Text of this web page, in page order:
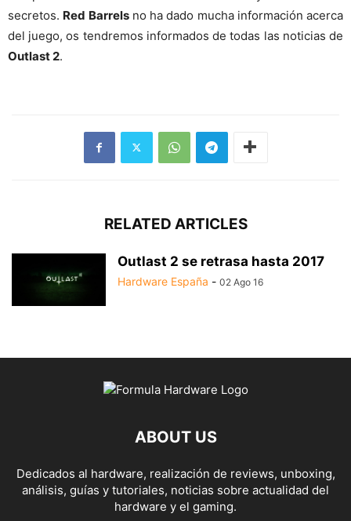
secretos. Red Barrelsno ha dado mucha información acerca
del juego, os tendremos informados de todas las noticias de
Outlast 2.
RELATED ARTICLES
Outlast 2 se retrasa hasta 2017
Hardware España - 02 Ago 16
ABOUT US
Dedicados al hardware, realización de reviews, unboxing,
análisis, guías y tutoriales, noticias sobre actualidad del
hardware y el gaming.